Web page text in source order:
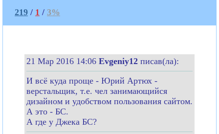
219 / 1 / 3%
21 Мар 2016 14:06 Evgeniy12 писав(ла):
И всё куда проще - Юрий Артюх -
верстальщик, т.е. чел занимающийся
дизайном и удобством пользования сайтом.
А это - БС.
А где у Джека БС?